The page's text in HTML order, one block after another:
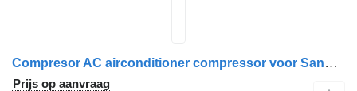
Compresor AC airconditioner compressor voor Sanden pentru Scania 1734551 81779706073 S5082-16 vrachtwagen
Prijs op aanvraag